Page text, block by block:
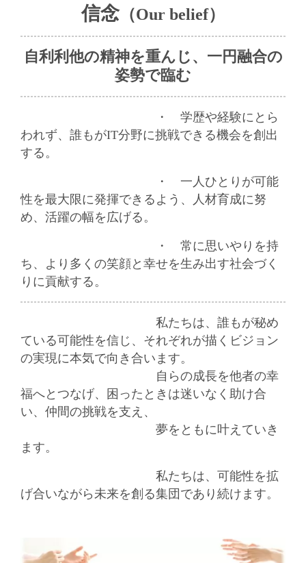
信念（Our belief）
自利利他の精神を重んじ、一円融合の
姿勢で臨む
・ 学歴や経験にとら
われず、誰もがIT分野に挑戦できる機会を創出
する。
・ 一人ひとりが可能
性を最大限に発揮できるよう、人材育成に努
め、活躍の幅を広げる。
・ 常に思いやりを持
ち、より多くの笑顔と幸せを生み出す社会づく
りに貢献する。
私たちは、誰もが秘め
ている可能性を信じ、それぞれが描くビジョン
の実現に本気で向き合います。
自らの成長を他者の幸
福へとつなげ、困ったときは迷いなく助け合
い、 仲間の挑戦を支え、
夢をともに叶えていき
ます。
私たちは、可能性を拡
げ合いながら未来を創る集団であり続けます。